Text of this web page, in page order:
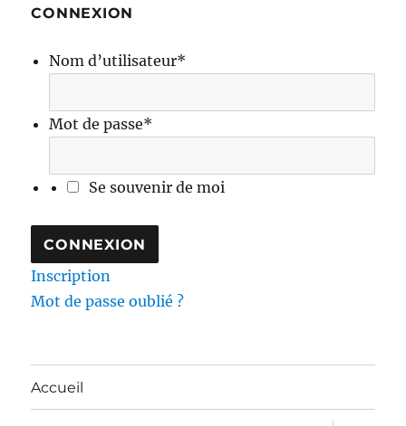
CONNEXION
Nom d’utilisateur*
Mot de passe*
Se souvenir de moi
Inscription
Mot de passe oublié ?
Accueil